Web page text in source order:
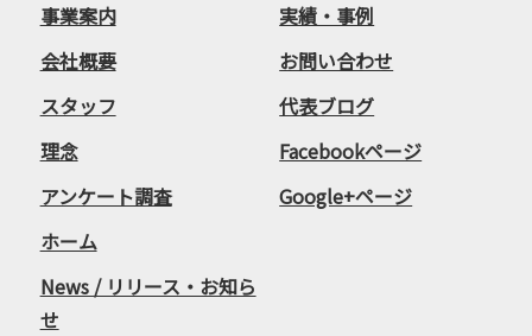
事業案内
実績・事例
会社概要
スタッフ
理念
アンケート調査
ホーム
News / リリース・お知ら
せ
お問い合わせ
代表ブログ
Facebookページ
Google+ページ